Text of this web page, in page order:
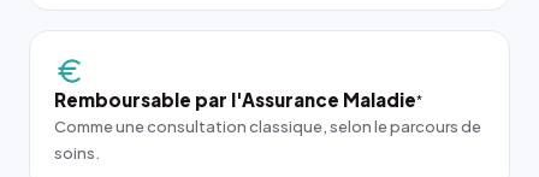
Remboursable par l'Assurance Maladie*
Comme une consultation classique, selon le parcours de
soins.